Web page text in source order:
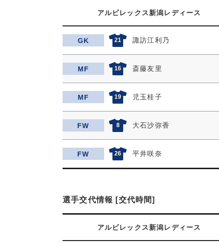
アルビレックス新潟レディース
GK 21 諏訪江利乃
MF 16 斎藤友里
MF 19 児玉桂子
FW 8 大石沙弥香
FW 26 平井咲奈
選手交代情報 [交代時間]
アルビレックス新潟レディース